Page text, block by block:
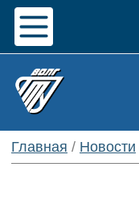
Главная / Новости